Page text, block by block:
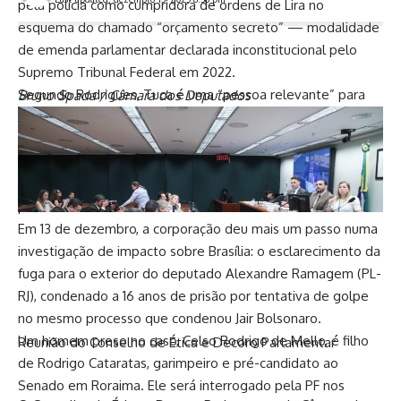
pela polícia como cumpridora de ordens de Lira no
esquema do chamado “orçamento secreto” — modalidade
de emenda parlamentar declarada inconstitucional pelo
Supremo Tribunal Federal em 2022.
Segundo Rodrigues, Tuca é uma “pessoa relevante” para
“descortinar” o destino dos recursos das emendas
parlamentares. “A Polícia Federal não olha a estatura
política dos investigados”, disse. “Precisamos esclarecer se
houve desvio de verba lá na ponta, na execução, e isso é
plausível.”
Em 13 de dezembro, a corporação deu mais um passo numa
investigação de impacto sobre Brasília: o esclarecimento da
fuga para o exterior do deputado Alexandre Ramagem (PL-
RJ), condenado a 16 anos de prisão por tentativa de golpe
no mesmo processo que condenou Jair Bolsonaro.
Um homem preso no caso, Celso Rodrigo de Mello, é filho
de Rodrigo Cataratas, garimpeiro e pré-candidato ao
Senado em Roraima. Ele será interrogado pela PF nos
Bruno Spada / Câmara dos Deputados
Reunião do Conselho de Ética e Decoro Parlamentar